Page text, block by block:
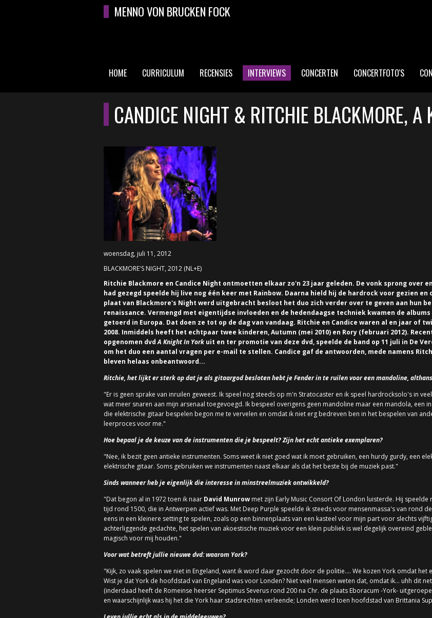
Overslaan en naar de algemene inhoud gaanMENNO VON BRUCKEN FOCK
HOOFDMENU
HOME CURRICULUM RECENSIES INTERVIEWS CONCERTEN CONCERTFOTO'S
CANDICE NIGHT & RITCHIE BLACKMORE, A
woensdag, juli 11, 2012
BLACKMORE'S NIGHT, 2012 (NL+E)
Ritchie Blackmore en Candice Night ontmoetten elkaar zo'n 23 jaar geleden. De vonk sprong over
had gezegd speelde hij live nog één keer met Rainbow. Daarna hield hij de hardrock voor gezien
plaat van Blackmore's Night werd uitgebracht besloot het duo zich verder over te geven aan hun
renaissance. Vermengd met eigentijdse invloeden en de hedendaagse techniek kwamen de
getoerd in Europa. Dat doen ze tot op de dag van vandaag. Ritchie en Candice waren al en jaar of
2008. Inmiddels heeft het echtpaar twee kinderen, Autumn (mei 2010) en Rory (februari 2012).
opgenomen dvdA Knight In York uit en ter promotie van deze dvd, speelde de band op 11 juli in De
om het duo een aantal vragen per e-mail te stellen. Candice gaf de antwoorden, mede namens
bleven helaas onbeantwoord...
Ritchie, het lijkt er sterk op dat je als gitaargod besloten hebt je Fender in te ruilen voor een mandoline,
"Er is geen sprake van inruilen geweest. Ik speel nog steeds op m'n Stratocaster en ik speel hardrocksolo's in
wat meer snaren aan mijn arsenaal toegevoegd. Ik bespeel overigens geen mandoline maar een mandola, een
die elektrische gitaar bespelen begon me te vervelen en omdat ik niet erg bedreven ben in het bespelen van
leerproces voor me."
Hoe bepaal je de keuze van de instrumenten die je bespeelt? Zijn het echt antieke exemplaren?
"Nee, ik bezit geen antieke instrumenten. Soms weet ik niet goed wat ik moet gebruiken, een hurdy gurdy, een
elektrische gitaar. Soms gebruiken we instrumenten naast elkaar als dat het beste bij de muziek past."
Sinds wanneer heb je eigenlijk die interesse in minstreelmuziek ontwikkeld?
"Dat begon al in 1972 toen ik naar David Munrow met zijn Early Music Consort Of London luisterde. Hij speelde
tijd rond 1500, die in Antwerpen actief was. Met Deep Purple speelde ik steeds voor mensenmassa's van rond
eens in een kleinere setting te spelen, zoals op een binnenplaats van een kasteel voor mijn part voor slechts
achterliggende gedachte, het spelen van akoestische muziek voor een klein publiek is wel degelijk overeind
magisch voor mij houden."
Voor wat betreft jullie nieuwe dvd: waarom York?
"Kijk, zo vaak spelen we niet in Engeland, want ik word daar gezocht door de politie.... We kozen York omdat het
Wist je dat York de hoofdstad van Engeland was voor Londen? Niet veel mensen weten dat, omdat ik... uhh dit
(inderdaad heeft de Romeinse heerser Septimus Severus rond 200 na Chr. de plaats Eboracum -York-
en waarschijnlijk was hij het die York haar stadsrechten verleende; Londen werd toen hoofdstad van Brittania